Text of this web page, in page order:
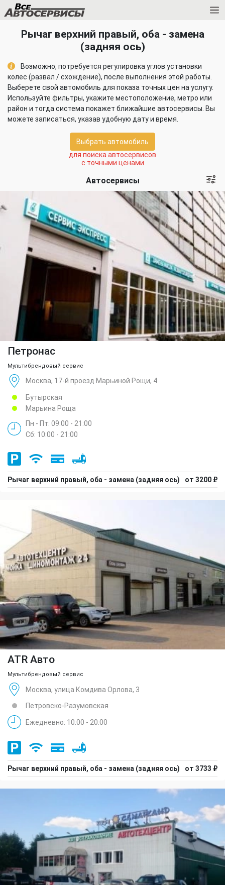
Рычаг верхний правый, оба - замена
(задняя ось)
Возможно, потребуется регулировка углов установки
колес (развал / схождение), после выполнения этой работы.
Выберете свой автомобиль для показа точных цен на услугу.
Используйте фильтры, укажите местоположение, метро или
район и тогда система покажет ближайшие автосервисы. Вы
можете записаться, указав удобную дату и время.
Выбрать автомобиль
для поиска автосервисов
с точными ценами
Автосервисы
Петронас
Мультибрендовый сервис
Москва, 17-й проезд Марьиной Рощи, 4
Бутырская
Марьина Роща
Пн - Пт: 09:00 - 21:00
Сб: 10:00 - 21:00
Рычаг верхний правый, оба - замена (задняя ось) от 3200 ₽
ATR Авто
Мультибрендовый сервис
Москва, улица Комдива Орлова, 3
Петровско-Разумовская
Ежедневно: 10:00 - 20:00
Рычаг верхний правый, оба - замена (задняя ось) от 3733 ₽